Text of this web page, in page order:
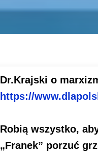
Dr.Krajski o
https://
Robią wszystko,
„Franek” porzuć